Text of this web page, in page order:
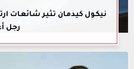
نيكول كيدمان تثير شائعات
رجل